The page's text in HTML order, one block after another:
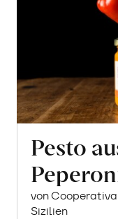
Pesto
von
Sizilien